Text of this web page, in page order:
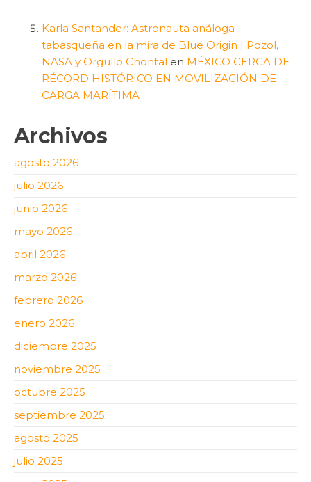
Karla Santander: Astronauta análoga
tabasqueña en la mira de Blue Origin | Pozol,
NASA y Orgullo Chontal en MÉXICO CERCA DE
RÉCORD HISTÓRICO EN MOVILIZACIÓN DE
CARGA MARÍTIMA
Archivos
agosto 2026
julio 2026
junio 2026
mayo 2026
abril 2026
marzo 2026
febrero 2026
enero 2026
diciembre 2025
noviembre 2025
octubre 2025
septiembre 2025
agosto 2025
julio 2025